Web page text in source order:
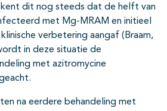
dit nog steeds dat de helft van
met Mg-MRAM en initieel
verbetering aangaf (Braam,
in deze situatie de
met azitromycine
na eerdere behandeling met